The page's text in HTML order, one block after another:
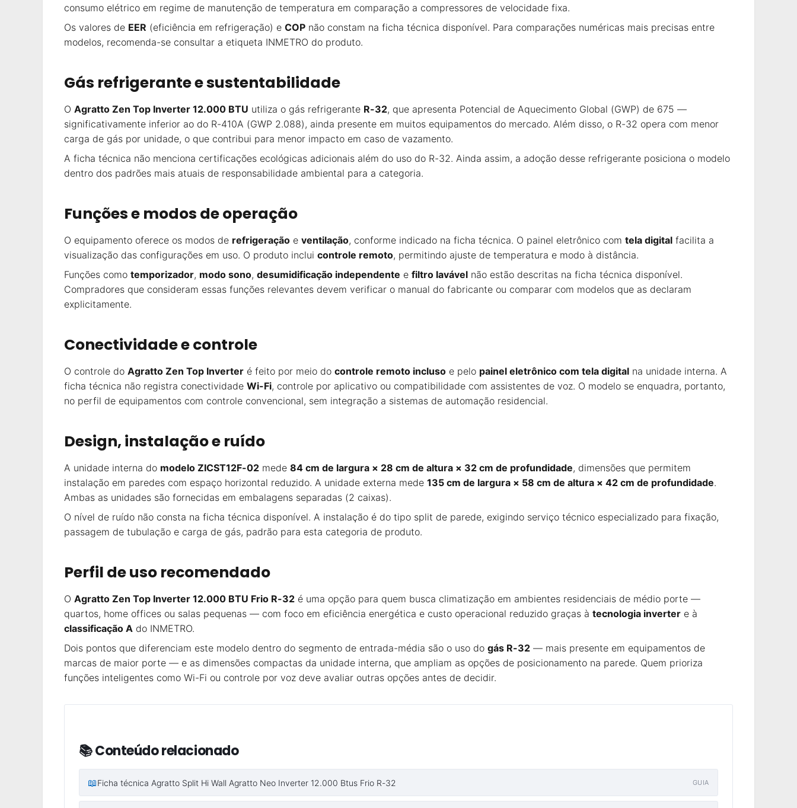
consumo elétrico em regime de manutenção de temperatura em comparação a compressores de velocidade fixa.
Os valores de EER (eficiência em refrigeração) e COP não constam na ficha técnica disponível. Para comparações numéricas mais precisas entre
modelos, recomenda-se consultar a etiqueta INMETRO do produto.
Gás refrigerante e sustentabilidade
O Agratto Zen Top Inverter 12.000 BTU utiliza o gás refrigerante R-32, que apresenta Potencial de Aquecimento Global (GWP) de 675 —
significativamente inferior ao do R-410A (GWP 2.088), ainda presente em muitos equipamentos do mercado. Além disso, o R-32 opera com menor
carga de gás por unidade, o que contribui para menor impacto em caso de vazamento.
A ficha técnica não menciona certificações ecológicas adicionais além do uso do R-32. Ainda assim, a adoção desse refrigerante posiciona o modelo
dentro dos padrões mais atuais de responsabilidade ambiental para a categoria.
Funções e modos de operação
O equipamento oferece os modos de refrigeração e ventilação, conforme indicado na ficha técnica. O painel eletrônico com tela digital facilita a
visualização das configurações em uso. O produto inclui controle remoto, permitindo ajuste de temperatura e modo à distância.
Funções como temporizador, modo sono, desumidificação independente e filtro lavável não estão descritas na ficha técnica disponível.
Compradores que consideram essas funções relevantes devem verificar o manual do fabricante ou comparar com modelos que as declaram
explicitamente.
Conectividade e controle
O controle do Agratto Zen Top Inverter é feito por meio do controle remoto incluso e pelo painel eletrônico com tela digital na unidade interna. A
ficha técnica não registra conectividade Wi-Fi, controle por aplicativo ou compatibilidade com assistentes de voz. O modelo se enquadra, portanto,
no perfil de equipamentos com controle convencional, sem integração a sistemas de automação residencial.
Design, instalação e ruído
A unidade interna do modelo ZICST12F-02 mede 84 cm de largura × 28 cm de altura × 32 cm de profundidade, dimensões que permitem
instalação em paredes com espaço horizontal reduzido. A unidade externa mede 135 cm de largura × 58 cm de altura × 42 cm de profundidade.
Ambas as unidades são fornecidas em embalagens separadas (2 caixas).
O nível de ruído não consta na ficha técnica disponível. A instalação é do tipo split de parede, exigindo serviço técnico especializado para fixação,
passagem de tubulação e carga de gás, padrão para esta categoria de produto.
Perfil de uso recomendado
O Agratto Zen Top Inverter 12.000 BTU Frio R-32 é uma opção para quem busca climatização em ambientes residenciais de médio porte —
quartos, home offices ou salas pequenas — com foco em eficiência energética e custo operacional reduzido graças à tecnologia inverter e à
classificação A do INMETRO.
Dois pontos que diferenciam este modelo dentro do segmento de entrada-média são o uso do gás R-32 — mais presente em equipamentos de
marcas de maior porte — e as dimensões compactas da unidade interna, que ampliam as opções de posicionamento na parede. Quem prioriza
funções inteligentes como Wi-Fi ou controle por voz deve avaliar outras opções antes de decidir.
📚 Conteúdo relacionado
📖Ficha técnica Agratto Split Hi Wall Agratto Neo Inverter 12.000 Btus Frio R-32 GUIA